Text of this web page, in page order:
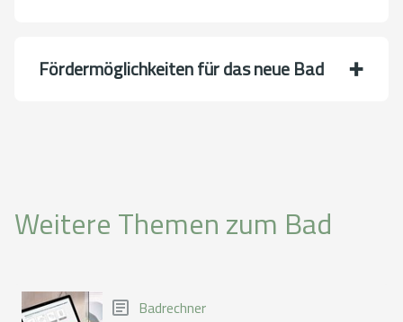
Förder­möglich­keiten für das neue Bad
Weitere Themen zum Bad
Badrechner